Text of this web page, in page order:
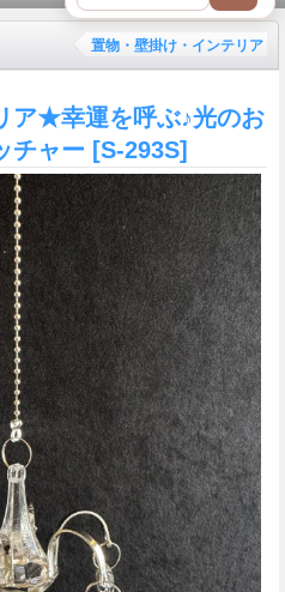
置物・壁掛け・インテリア
ア★幸運を呼ぶ♪光のお
チャー [S-293S]